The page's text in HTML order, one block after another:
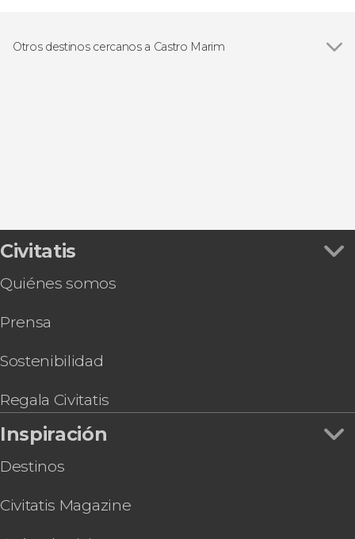
Otros destinos cercanos a Castro Marim
Civitatis
Quiénes somos
Prensa
Sostenibilidad
Regala Civitatis
Inspiración
Destinos
Civitatis Magazine